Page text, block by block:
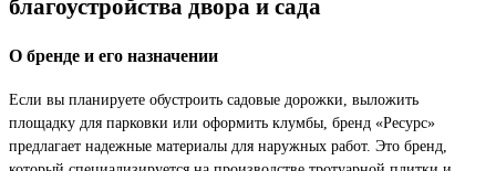
благоустройства двора и сада
О бренде и его назначении
Если вы планируете обустроить садовые дорожки, выложить
площадку для парковки или оформить клумбы, бренд «Ресурс»
предлагает надежные материалы для наружных работ. Это бренд,